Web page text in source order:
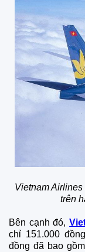
Vietnam
trên
Bên cạnh đó,
chỉ 151.000
đồng đã bao